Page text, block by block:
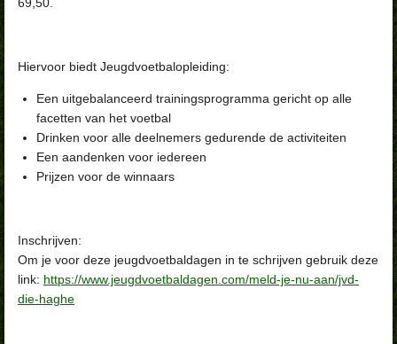
Hiervoor biedt Jeugdvoetbalopleiding:
Een uitgebalanceerd trainingsprogramma gericht op alle
facetten van het voetbal
Drinken voor alle deelnemers gedurende de activiteiten
Een aandenken voor iedereen
Prijzen voor de winnaars
Inschrijven:
Om je voor deze jeugdvoetbaldagen in te schrijven gebruik deze
link: https://www.jeugdvoetbaldagen.com/meld-je-nu-aan/jvd-
die-haghe